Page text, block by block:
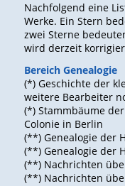
Nachfolgend eine
Werke. Ein Stern
zwei Sterne
wird derzeit
Bereich Genealogie
(*) Geschichte der
weitere Bearbeiter
(*) Stammbäume
Colonie in Berlin
(**) Genealogie der
(**) Genealogie der
(**) Nachrichten
(**) Nachrichten